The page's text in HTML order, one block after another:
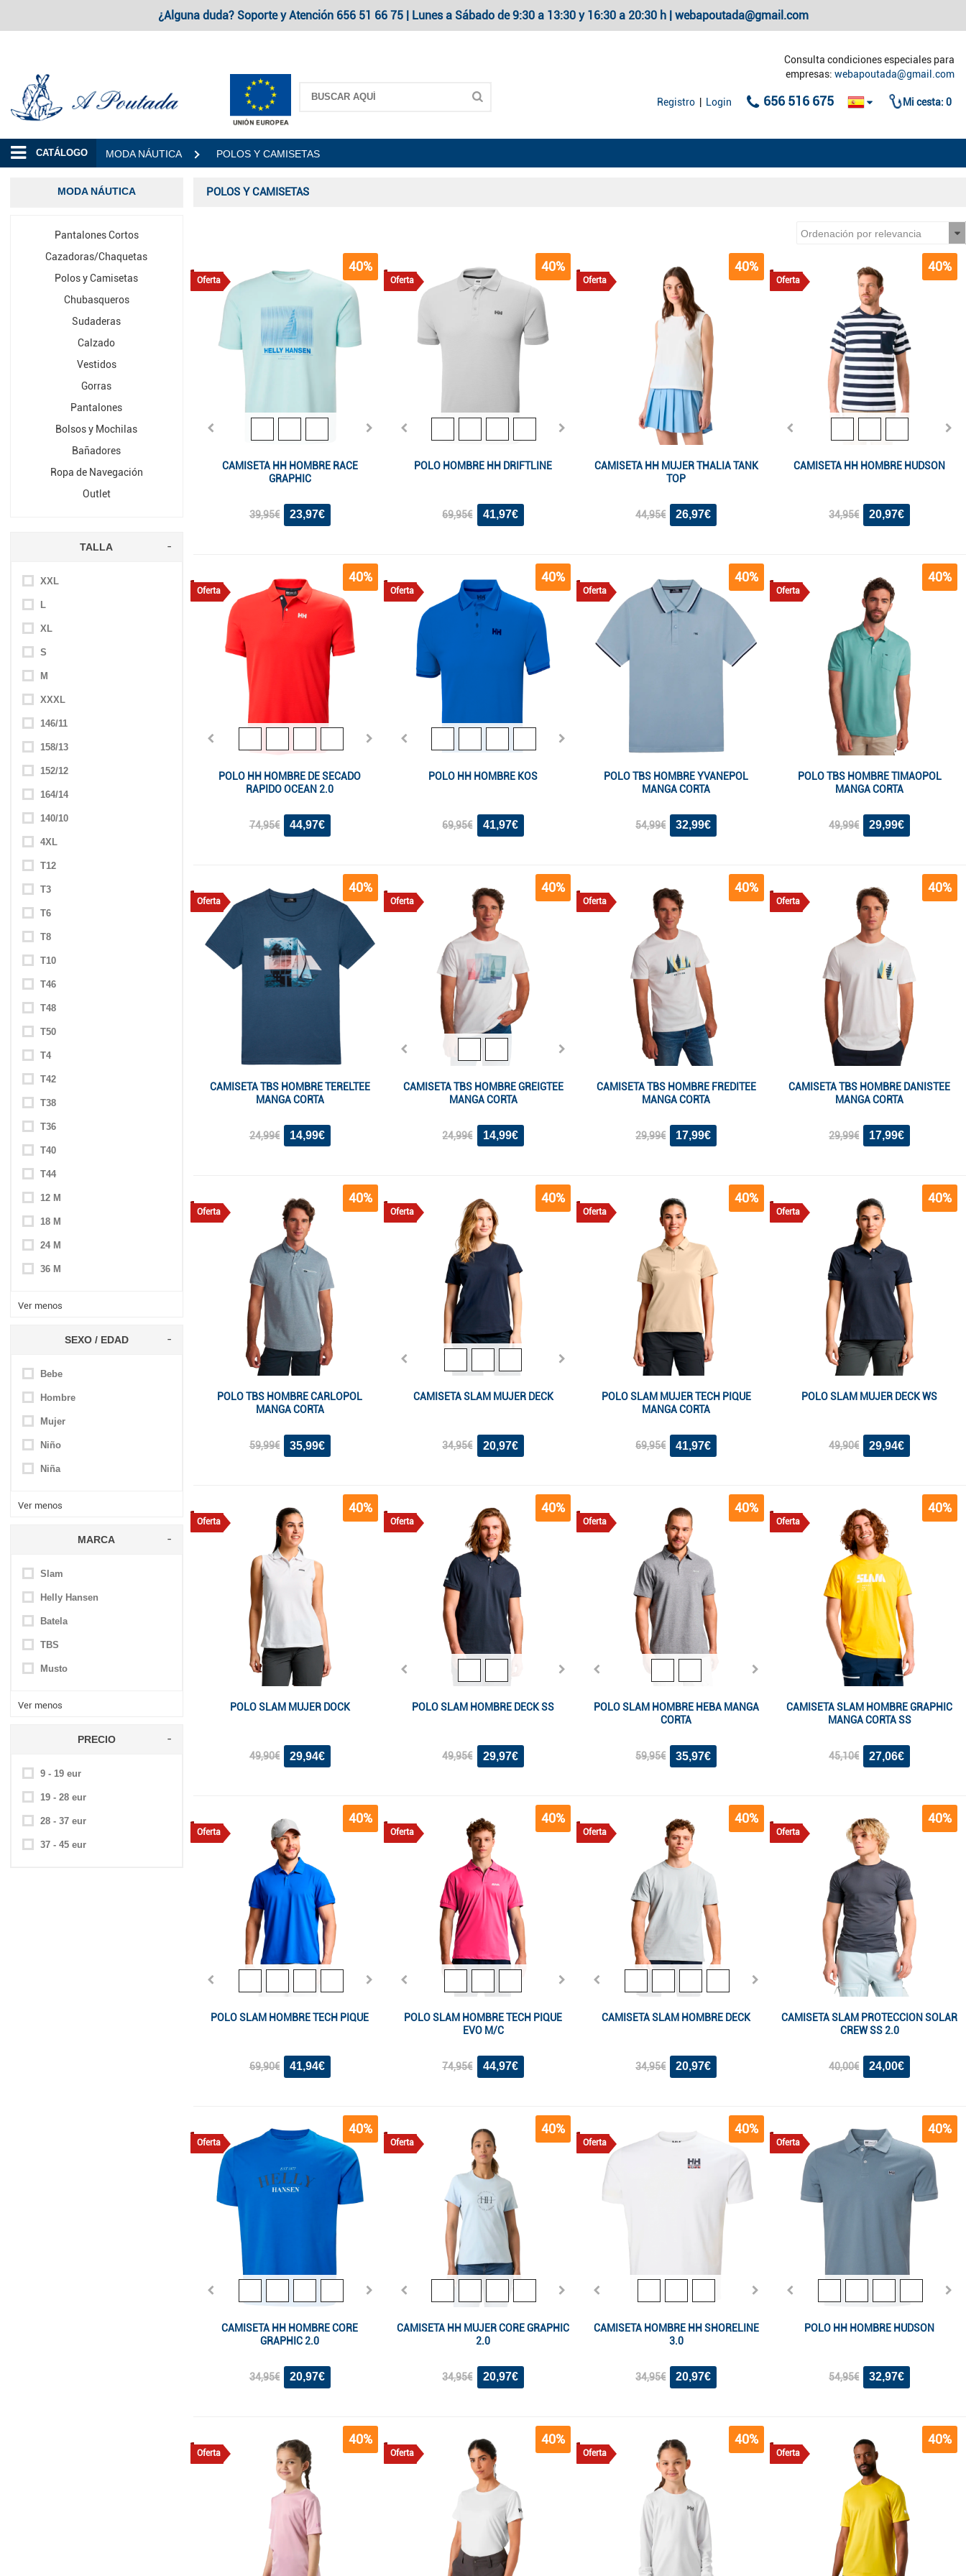
¿Alguna duda? Soporte y Atención 656 51 66 75 | Lunes a Sábado de 9:30 a 13:30 y 16:30 a 20:30 h | webapoutada@gmail.com
Consulta condiciones especiales para
empresas: webapoutada@gmail.com
Registro Login 656 516 675 Mi cesta: 0
CATÁLOGO MODA NÁUTICA POLOS Y CAMISETAS
MODA NÁUTICA
Pantalones Cortos
Cazadoras/Chaquetas
Polos y Camisetas
Chubasqueros
Sudaderas
Calzado
Vestidos
Gorras
Pantalones
Bolsos y Mochilas
Bañadores
Ropa de Navegación
Outlet
TALLA
XXL
L
XL
S
M
XXXL
146/11
158/13
152/12
164/14
140/10
4XL
T12
T3
T6
T8
T10
T46
T48
T50
T4
T42
T38
T36
T40
T44
12 M
18 M
24 M
36 M
Ver menos
SEXO / EDAD
Bebe
Hombre
Mujer
Niño
Niña
Ver menos
MARCA
Slam
Helly Hansen
Batela
TBS
Musto
Ver menos
PRECIO
9 - 19 eur
19 - 28 eur
28 - 37 eur
37 - 45 eur
POLOS Y CAMISETAS
Oferta
40%
CAMISETA HH HOMBRE RACE
GRAPHIC
39,95€ 23,97€
Oferta
40%
POLO HOMBRE HH DRIFTLINE
69,95€ 41,97€
Oferta
40%
CAMISETA HH MUJER THALIA TANK
TOP
44,95€ 26,97€
Oferta
40%
CAMISETA HH HOMBRE HUDSON
34,95€ 20,97€
Oferta
40%
POLO HH HOMBRE DE SECADO
RAPIDO OCEAN 2.0
74,95€ 44,97€
Oferta
40%
POLO HH HOMBRE KOS
69,95€ 41,97€
Oferta
40%
POLO TBS HOMBRE YVANEPOL
MANGA CORTA
54,99€ 32,99€
Oferta
40%
POLO TBS HOMBRE TIMAOPOL
MANGA CORTA
49,99€ 29,99€
Oferta
40%
CAMISETA TBS HOMBRE TERELTEE
MANGA CORTA
24,99€ 14,99€
Oferta
40%
CAMISETA TBS HOMBRE GREIGTEE
MANGA CORTA
24,99€ 14,99€
Oferta
40%
CAMISETA TBS HOMBRE FREDITEE
MANGA CORTA
29,99€ 17,99€
Oferta
40%
CAMISETA TBS HOMBRE DANISTEE
MANGA CORTA
29,99€ 17,99€
Oferta
40%
POLO TBS HOMBRE CARLOPOL
MANGA CORTA
59,99€ 35,99€
Oferta
40%
CAMISETA SLAM MUJER DECK
34,95€ 20,97€
Oferta
40%
POLO SLAM MUJER TECH PIQUE
MANGA CORTA
69,95€ 41,97€
Oferta
40%
POLO SLAM MUJER DECK WS
49,90€ 29,94€
Oferta
40%
POLO SLAM MUJER DOCK
49,90€ 29,94€
Oferta
40%
POLO SLAM HOMBRE DECK SS
49,95€ 29,97€
Oferta
40%
POLO SLAM HOMBRE HEBA MANGA
CORTA
59,95€ 35,97€
Oferta
40%
CAMISETA SLAM HOMBRE GRAPHIC
MANGA CORTA SS
45,10€ 27,06€
Oferta
40%
POLO SLAM HOMBRE TECH PIQUE
69,90€ 41,94€
Oferta
40%
POLO SLAM HOMBRE TECH PIQUE
EVO M/C
74,95€ 44,97€
Oferta
40%
CAMISETA SLAM HOMBRE DECK
34,95€ 20,97€
Oferta
40%
CAMISETA SLAM PROTECCION SOLAR
CREW SS 2.0
40,00€ 24,00€
Oferta
40%
CAMISETA HH HOMBRE CORE
GRAPHIC 2.0
34,95€ 20,97€
Oferta
40%
CAMISETA HH MUJER CORE GRAPHIC
2.0
34,95€ 20,97€
Oferta
40%
CAMISETA HOMBRE HH SHORELINE
3.0
34,95€ 20,97€
Oferta
40%
POLO HH HOMBRE HUDSON
54,95€ 32,97€
Oferta
40%
Oferta
40%
Oferta
40%
Oferta
40%